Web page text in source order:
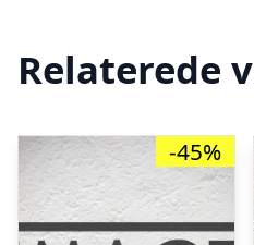
Relaterede
-45%